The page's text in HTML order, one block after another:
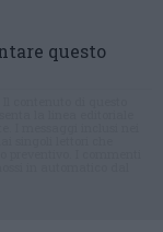
questo